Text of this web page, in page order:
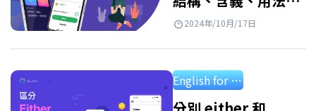
附答案練習
2024年/10月/17日
English for starter